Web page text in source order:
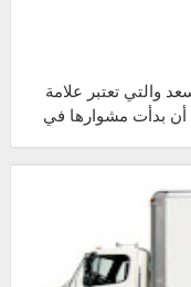
السعد والتي تعتبر علامة
أن بدأت مشوارها في